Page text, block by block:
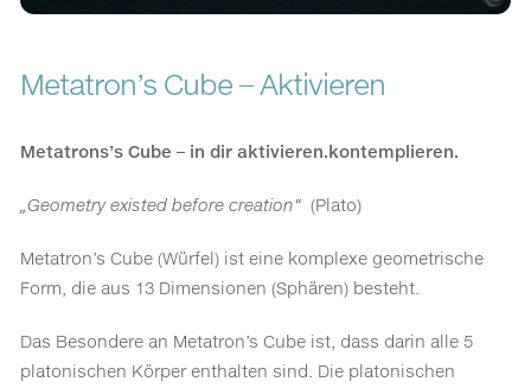
Metatron’s Cube – Aktivieren
Metatrons’s Cube – in dir aktivieren.kontemplieren.
„Geometry existed before creation“ (Plato)
Metatron’s Cube (Würfel) ist eine komplexe geometrische
Form, die aus 13 Dimensionen (Sphären) besteht.
Das Besondere an Metatron’s Cube ist, dass darin alle 5
platonischen Körper enthalten sind. Die platonischen